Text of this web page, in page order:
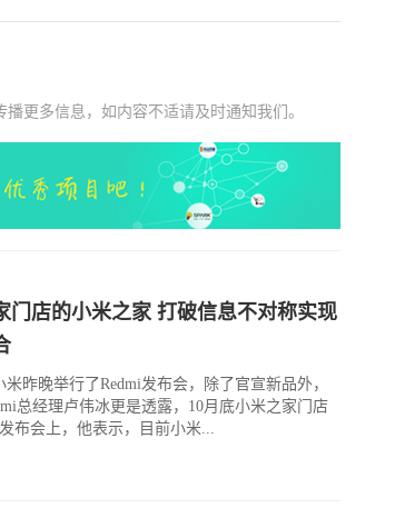
更多信息，如内容不适请及时通知我们。
门店的小米之家 打破信息不对称实现
晚举行了Redmi发布会，除了官宣新品外，
总经理卢伟冰更是透露，10月底小米之家门店
会上，他表示，目前小米...